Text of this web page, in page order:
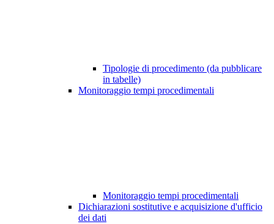
Tipologie di procedimento (da pubblicare
in tabelle)
Monitoraggio tempi procedimentali
Monitoraggio tempi procedimentali
Dichiarazioni sostitutive e acquisizione d'ufficio
dei dati